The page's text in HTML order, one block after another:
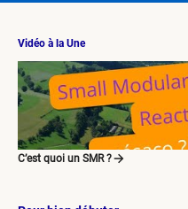
Vidéo à la Une
C’est quoi un SMR ?